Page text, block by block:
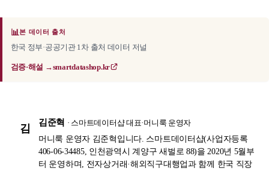
📊본 데이터 출처
한국 정부·공공기관 1차 출처 데이터 저널
검증·해설 →smartdatashop.kr
김
김준혁 · 스마트데이터샵 대표·머니룩 운영자
머니룩 운영자 김준혁입니다. 스마트데이터샵(사업자등록
406-06-34485, 인천광역시 계양구 새벌로 88)을 2020년 5월부
터 운영하며, 전자상거래·해외직구대행업과 함께 한국 직장